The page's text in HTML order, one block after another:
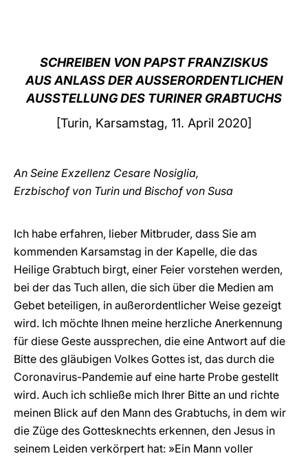
中文
LATINE
SCHREIBEN VON PAPST FRANZISKUS
AUS ANLASS DER AUSSERORDENTLICHEN
AUSSTELLUNG DES TURINER GRABTUCHS
[Turin, Karsamstag, 11. April 2020]
An Seine Exzellenz Cesare Nosiglia,
Erzbischof von Turin und Bischof von Susa
Ich habe erfahren, lieber Mitbruder, dass Sie am
kommenden Karsamstag in der Kapelle, die das
Heilige Grabtuch birgt, einer Feier vorstehen werden,
bei der das Tuch allen, die sich über die Medien am
Gebet beteiligen, in außerordentlicher Weise gezeigt
wird. Ich möchte Ihnen meine herzliche Anerkennung
für diese Geste aussprechen, die eine Antwort auf die
Bitte des gläubigen Volkes Gottes ist, das durch die
Coronavirus-Pandemie auf eine harte Probe gestellt
wird. Auch ich schließe mich Ihrer Bitte an und richte
meinen Blick auf den Mann des Grabtuchs, in dem wir
die Züge des Gottesknechts erkennen, den Jesus in
seinem Leiden verkörpert hat: »Ein Mann voller